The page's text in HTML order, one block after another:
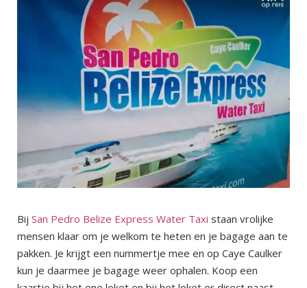
Bij San Pedro Belize Express Water Taxi staan vrolijke
mensen klaar om je welkom te heten en je bagage aan te
pakken. Je krijgt een nummertje mee en op Caye Caulker
kun je daarmee je bagage weer ophalen. Koop een